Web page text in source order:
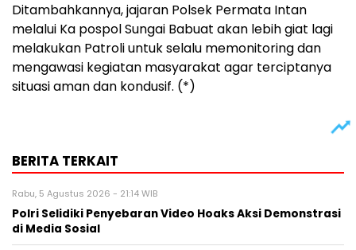
Ditambahkannya, jajaran Polsek Permata Intan
melalui Ka pospol Sungai Babuat akan lebih giat lagi
melakukan Patroli untuk selalu memonitoring dan
mengawasi kegiatan masyarakat agar terciptanya
situasi aman dan kondusif. (*)
BERITA TERKAIT
Rabu, 5 Agustus 2026 - 21:14 WIB
Polri Selidiki Penyebaran Video Hoaks Aksi Demonstrasi
di Media Sosial